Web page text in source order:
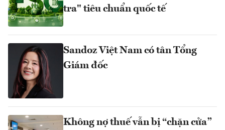
tra" tiêu chuẩn quốc tế
Sandoz Việt Nam có tân Tổng
Giám đốc
Không nợ thuế vẫn bị “chặn cửa”